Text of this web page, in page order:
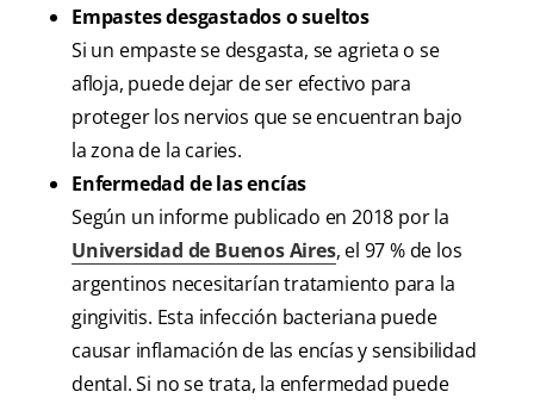
Empastes desgastados o sueltos
Si un empaste se desgasta, se agrieta o se
afloja, puede dejar de ser efectivo para
proteger los nervios que se encuentran bajo
la zona de la caries.
Enfermedad de las encías
Según un informe publicado en 2018 por la
Universidad de Buenos Aires, el 97 % de los
argentinos necesitarían tratamiento para la
gingivitis. Esta infección bacteriana puede
causar inflamación de las encías y sensibilidad
dental. Si no se trata, la enfermedad puede